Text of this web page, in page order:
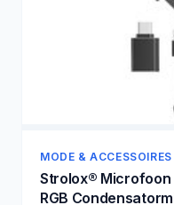
MODE & ACCESSOIRES
Strolox® Microfoon
RGB